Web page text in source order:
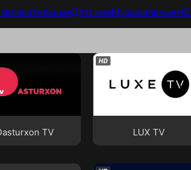
ДетскиеМузыкальныеHD
TV LUX TV